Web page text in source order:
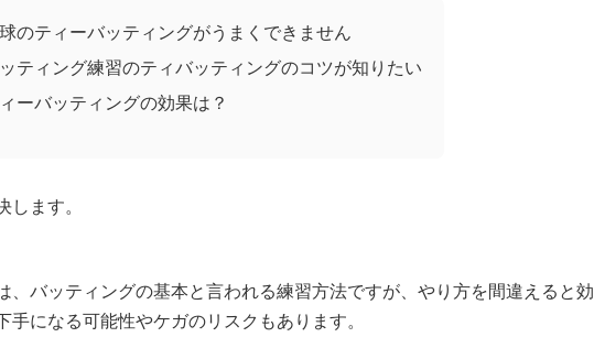
のティーバッティングがうまくできません
ティング練習のティバッティングのコツが知りたい
ーバッティングの効果は？
ます。
、バッティングの基本と言われる練習方法ですが、やり方を間違えると効
手になる可能性やケガのリスクもあります。